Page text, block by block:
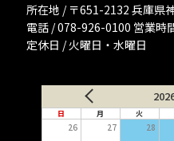
所在地 / 〒651-2132 兵庫
電話 / 078-926-0100 営業時
定休日 / 火曜日・水曜日
日 月 火
26 27 28